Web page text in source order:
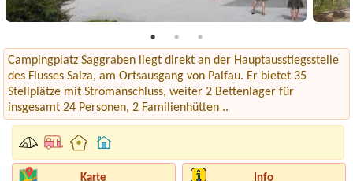
Campingplatz Saggraben liegt direkt an der Hauptausstiegsstelle
des Flusses Salza, am Ortsausgang von Palfau. Er bietet 35
Stellplätze mit Stromanschluss, weiter 2 Bettenlager für
insgesamt 24 Personen, 2 Familienhütten ..
Karte Info